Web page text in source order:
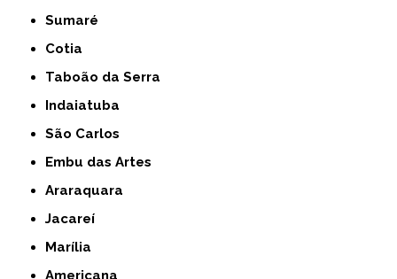
Sumaré
Cotia
Taboão da Serra
Indaiatuba
São Carlos
Embu das Artes
Araraquara
Jacareí
Marília